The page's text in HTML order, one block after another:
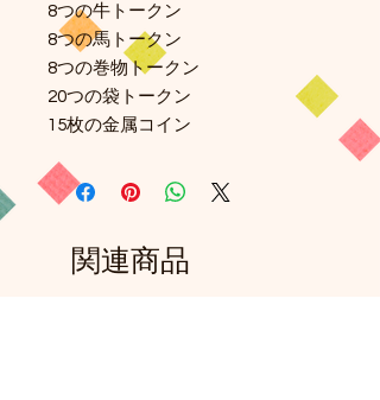
8つの牛トークン
8つの馬トークン
8つの巻物トークン
20つの袋トークン
15枚の金属コイン
関連商品